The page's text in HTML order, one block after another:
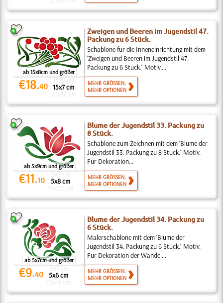
ab 15x8cm und größer
Zweigen und Beeren im Jugendstil 47.
Packung zu 6 Stück.
Schablone für die Inneneinrichtung mit dem
'Zweigen und Beeren im Jugendstil 47.
Packung zu 6 Stück.'-Motiv....
€18.40
15x8 cm
15x7 cm
MEHR GRÖSSEN,
MEHR OPTIONEN
ab 5x9cm und größer
Blume der Jugendstil 33. Packung zu
8 Stück.
Schablone zum Zeichnen mit dem 'Blume der
Jugendstil 33. Packung zu 8 Stück.'-Motiv.
Für Dekoration...
€11.10
5x9 cm
5x8 cm
MEHR GRÖSSEN,
MEHR OPTIONEN
ab 5x7cm und größer
Blume der Jugendstil 34. Packung zu
6 Stück.
Malerschablone mit dem 'Blume der
Jugendstil 34. Packung zu 6 Stück.'-Motiv.
Für Dekoration der Wände,...
€9.40
5x7 cm
5x6 cm
MEHR GRÖSSEN,
MEHR OPTIONEN